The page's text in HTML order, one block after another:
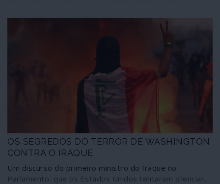
documentos oficiais resultantes de fugas de informação
OS SEGREDOS DO TERROR DE WASHINGTON
CONTRA O IRAQUE
Um discurso do primeiro ministro do Iraque no
Parlamento, que os Estados Unidos tentaram silenciar,